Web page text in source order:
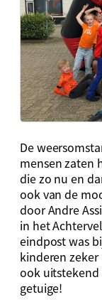
De
mensen zaten
die zo nu en
ook van de
door Andre
in het
eindpost was
kinderen
ook uitstekend
getuige!